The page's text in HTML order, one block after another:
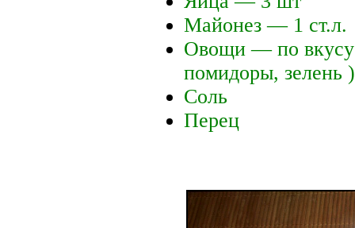
Майонез — 1 ст.л.
Овощи — по вкусу
помидоры, зелень )
Соль
Перец